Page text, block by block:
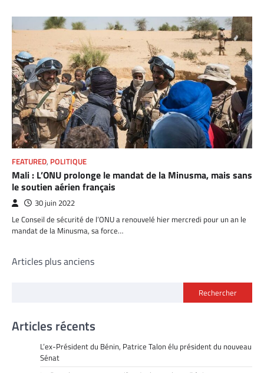
FEATURED, POLITIQUE
Mali : L’ONU prolonge le mandat de la Minusma, mais sans
le soutien aérien français
30 juin 2022
Le Conseil de sécurité de l’ONU a renouvelé hier mercredi pour un an le
mandat de la Minusma, sa force…
Navigation
Articles plus anciens
Rechercher
Articles récents
L’ex-Président du Bénin, Patrice Talon élu président du nouveau
Sénat